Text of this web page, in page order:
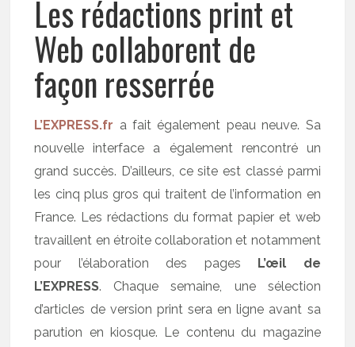
Les rédactions print et
Web collaborent de
façon resserrée
L’EXPRESS.fr a fait également peau neuve. Sa
nouvelle interface a également rencontré un
grand succès. D’ailleurs, ce site est classé parmi
les cinq plus gros qui traitent de l’information en
France. Les rédactions du format papier et web
travaillent en étroite collaboration et notamment
pour l’élaboration des pages
L’œil de
L’EXPRESS. Chaque semaine, une sélection
d’articles de version print sera en ligne avant sa
parution en kiosque. Le contenu du magazine